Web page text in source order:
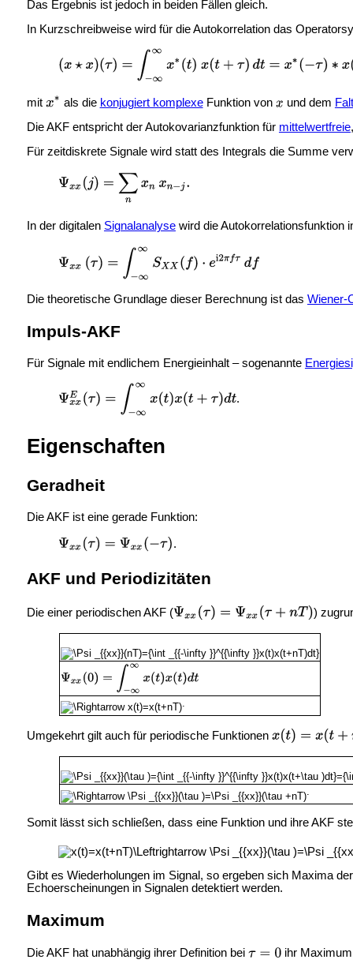
Das Ergebnis ist jedoch in beiden Fällen gleich.
In Kurzschreibweise wird für die Autokorrelation das
mit als die konjugiert komplexeFunktion von und dem
Die AKF entspricht der Autokovarianzfunktion für mittelwertfreie
Für zeitdiskrete Signale wird statt des Integrals die Summe
In der digitalen Signalanalysewird die Autokorrelationsfunktion
Die theoretische Grundlage dieser Berechnung ist das Wiener-
Impuls-AKF
Für Signale mit endlichem Energieinhalt – sogenannte
.
Eigenschaften
Geradheit
Die AKF ist eine gerade Funktion:
.
AKF und Periodizitäten
Die einer periodischen AKF ( )
Umgekehrt gilt auch für periodische Funktionen
Somit lässt sich schließen, dass eine Funktion und ihre AKF
Gibt es Wiederholungen im Signal, so ergeben sich Maxima
Echoerscheinungen in Signalen detektiert werden.
Maximum
Die AKF hat unabhängig ihrer Definition bei ihr